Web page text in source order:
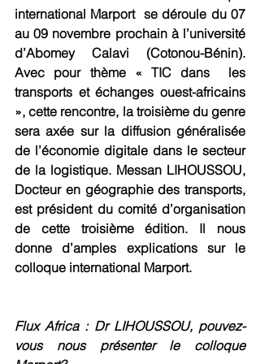
international Marport  se déroule du 07
au 09 novembre prochain à l’université
d’Abomey Calavi (Cotonou-Bénin).
Avec pour thème « TIC dans  les
transports et échanges ouest-africains
», cette rencontre, la troisième du genre
sera axée sur la diffusion généralisée
de l’économie digitale dans le secteur
de la logistique. Messan LIHOUSSOU,
Docteur en géographie des transports,
est président du comité d’organisation
de cette troisième édition. Il nous
donne d’amples explications sur le
colloque international Marport.
Flux Africa : Dr LIHOUSSOU, pouvez-
vous nous présenter le colloque